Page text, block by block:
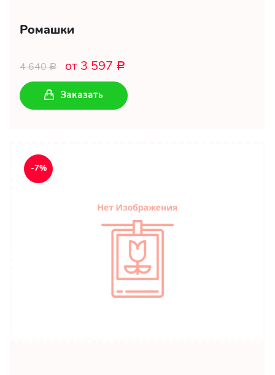
Ромашки
4 640Р от 3 597 Р
Заказать
-7%